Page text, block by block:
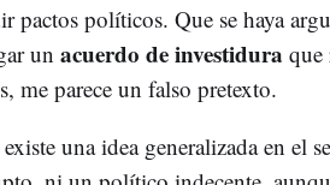
pactos políticos. Que se haya
un acuerdo de investidura que
me parece un falso pretexto.
una idea generalizada en el